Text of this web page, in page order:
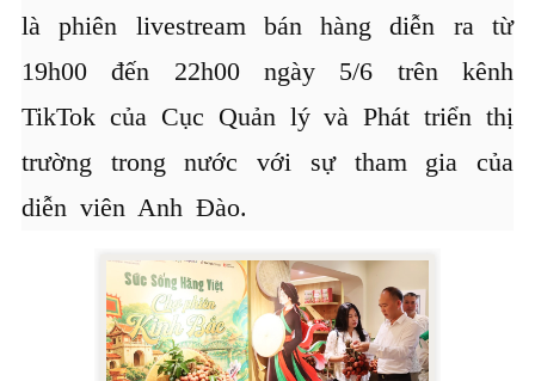
là phiên livestream bán hàng diễn ra từ
19h00 đến 22h00 ngày 5/6 trên kênh
TikTok của Cục Quản lý và Phát triển thị
trường trong nước với sự tham gia của
diễn viên Anh Đào.